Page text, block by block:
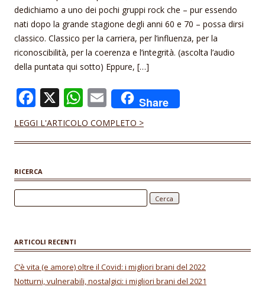
dedichiamo a uno dei pochi gruppi rock che – pur essendo
nati dopo la grande stagione degli anni 60 e 70 – possa dirsi
classico. Classico per la carriera, per l’influenza, per la
riconoscibilità, per la coerenza e l’integrità. (ascolta l’audio
della puntata qui sotto) Eppure, […]
F
ac
e
o
o
k
X W
h
at
A
p
p
E
m
ai
Share
LEGGI L'ARTICOLO COMPLETO >
RICERCA
ARTICOLI RECENTI
C’è vita (e amore) oltre il Covid: i migliori brani del 2022
Notturni, vulnerabili, nostalgici: i migliori brani del 2021